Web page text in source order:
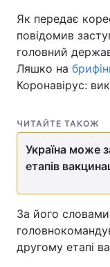
Як передає
повідомив
головний
Ляшко на
Коронавірус:
ЧИТАЙТЕ ТАКОЖ
Україна може
етапів
За його
другому етапі